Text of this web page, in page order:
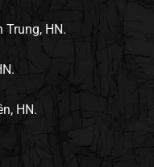
Trung, HN.
HN.